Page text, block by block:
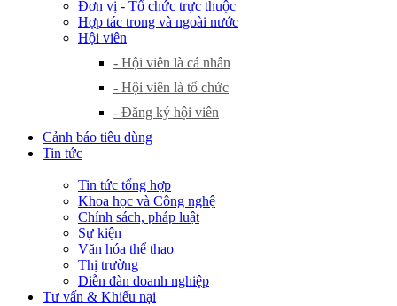
Đơn vị - Tổ chức trực thuộc
Hợp tác trong và ngoài nước
Hội viên
- Hội viên là cá nhân
- Hội viên là tổ chức
- Đăng ký hội viên
Cảnh báo tiêu dùng
Tin tức
Tin tức tổng hợp
Khoa học và Công nghệ
Chính sách, pháp luật
Sự kiện
Văn hóa thể thao
Thị trường
Diễn đàn doanh nghiệp
Tư vấn & Khiếu nại